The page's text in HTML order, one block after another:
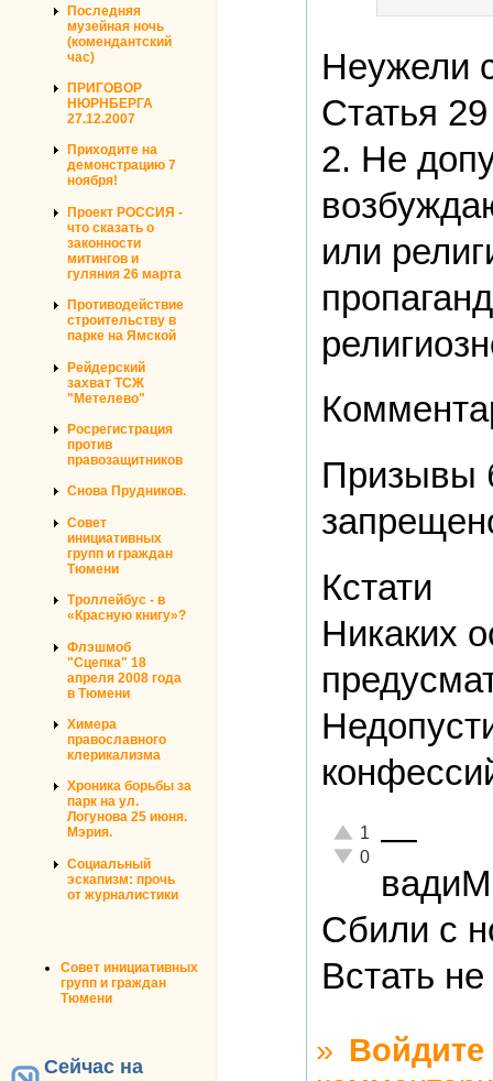
Последняя
музейная ночь
(комендантский
час)
ПРИГОВОР
НЮРНБЕРГА
27.12.2007
Приходите на
демонстрацию 7
ноября!
Проект РОССИЯ -
что сказать о
законности
митингов и
гуляния 26 марта
Противодействие
строительству в
парке на Ямской
Рейдерский
захват ТСЖ
"Метелево"
Росрегистрация
против
правозащитников
Снова Прудников.
Совет
инициативных
групп и граждан
Тюмени
Троллейбус - в
«Красную книгу»?
Флэшмоб
"Сцепка" 18
апреля 2008 года
в Тюмени
Химера
православного
клерикализма
Хроника борьбы за
парк на ул.
Логунова 25 июня.
Мэрия.
Социальный
эскапизм: прочь
от журналистики
Совет инициативных
групп и граждан
Тюмени
Сейчас на
Неужели
Статья
2. Не
или
Призывы
Кстати
Никаких
Отлично!
1
Неадекватно!
0 —
Сбили с
Встать
» Войдите